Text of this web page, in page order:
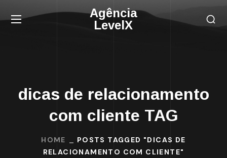
Agência
LevelX
dicas de relacionamento
com cliente TAG
HOME
POSTS TAGGED "DICAS DE
RELACIONAMENTO COM CLIENTE"